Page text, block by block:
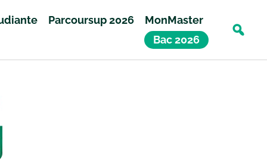
Parcoursup 2026
MonMaster
Bac 2026